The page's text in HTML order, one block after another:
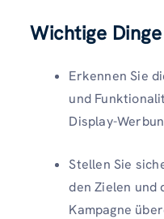
Wichtige
Erkennen Sie
und
Display-
Stellen Sie
den Zielen und
Kampagne